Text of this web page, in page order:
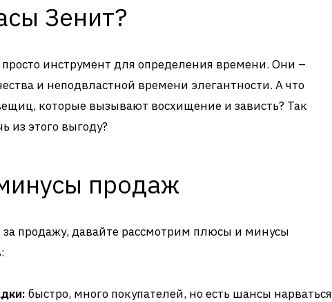
Зенит?
инструмент для определения времени. Они –
и неподвластной времени элегантности. А что
которые вызывают восхищение и зависть? Так
из этого выгоду?
продаж
за продажу, давайте рассмотрим плюсы и минусы
быстро, много покупателей, но есть шансы нарваться